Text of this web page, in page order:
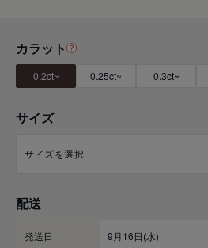
カラット
0.2ct~ 0.25ct~ 0.3ct~
サイズ
配送
発送日 9月16日(水)